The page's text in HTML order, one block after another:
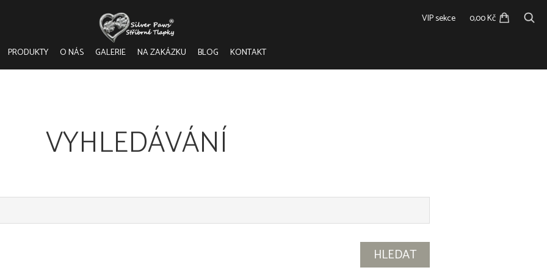
VIP sekce 0,00 Kč
PRODUKTY O NÁS GALERIE NA ZAKÁZKU BLOG KONTAKT
VYHLEDÁVÁNÍ